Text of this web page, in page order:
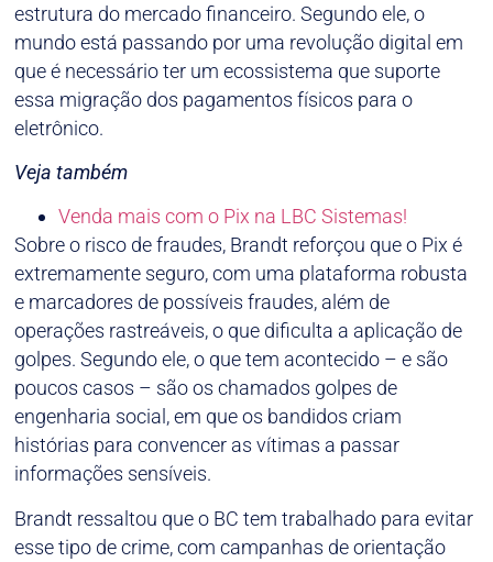
estrutura do mercado financeiro. Segundo ele, o
mundo está passando por uma revolução digital em
que é necessário ter um ecossistema que suporte
essa migração dos pagamentos físicos para o
eletrônico.
Veja também
Venda mais com o Pix na LBC Sistemas!
Sobre o risco de fraudes, Brandt reforçou que o Pix é
extremamente seguro, com uma plataforma robusta
e marcadores de possíveis fraudes, além de
operações rastreáveis, o que dificulta a aplicação de
golpes. Segundo ele, o que tem acontecido – e são
poucos casos – são os chamados golpes de
engenharia social, em que os bandidos criam
histórias para convencer as vítimas a passar
informações sensíveis.
Brandt ressaltou que o BC tem trabalhado para evitar
esse tipo de crime, com campanhas de orientação